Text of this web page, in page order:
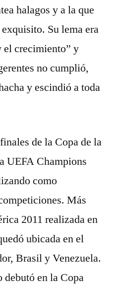
halagos y a la que
Su lema era
el crecimiento” y
no cumplió,
y escindió a toda
de la Copa de la
UEFA Champions
como
Más
2011 realizada en
ubicada en el
Brasil y Venezuela.
en la Copa